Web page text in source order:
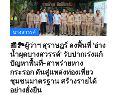
บางสวรรค์
📰🏞️ผู้ว่าฯ สุราษฎร์ ลงพื้นที่ 'อ่าง
น้ำผุดบางสวรรค์' รับปากเร่งแก้
ปัญหาพื้นที่-สาหร่ายหาง
กระรอก ดันสู่แหล่งท่องเที่ยว
ชุมชนมาตรฐาน สร้างรายได้
อย่างยั่งยืน